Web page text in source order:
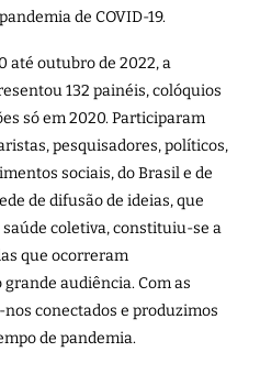
de COVID-19.
até outubro de 2022, a
132 painéis, colóquios
só em 2020. Participaram
pesquisadores, políticos,
sociais, do Brasil e de
de difusão de ideias, que
coletiva, constituiu-se a
que ocorreram
audiência. Com as
conectados e produzimos
de pandemia.